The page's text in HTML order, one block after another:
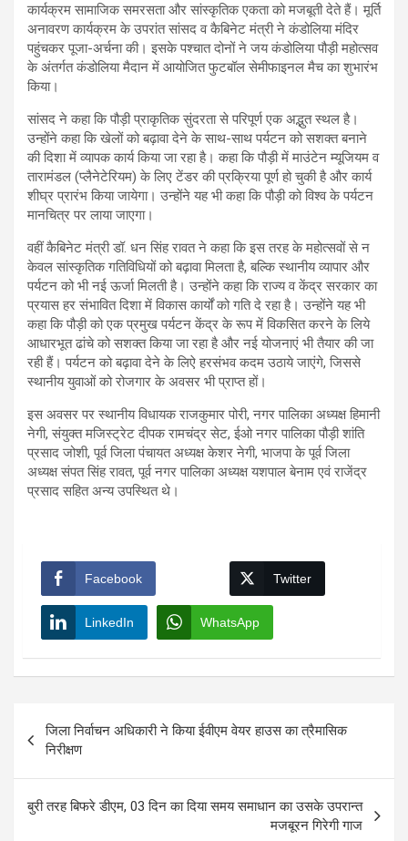
कार्यक्रम सामाजिक समरसता और सांस्कृतिक एकता को मजबूती देते हैं। मूर्ति
अनावरण कार्यक्रम के उपरांत सांसद व कैबिनेट मंत्री ने कंडोलिया मंदिर
पहुंचकर पूजा-अर्चना की। इसके पश्चात दोनों ने जय कंडोलिया पौड़ी महोत्सव
के अंतर्गत कंडोलिया मैदान में आयोजित फुटबॉल सेमीफाइनल मैच का शुभारंभ
किया।
सांसद ने कहा कि पौड़ी प्राकृतिक सुंदरता से परिपूर्ण एक अद्भुत स्थल है।
उन्होंने कहा कि खेलों को बढ़ावा देने के साथ-साथ पर्यटन को सशक्त बनाने
की दिशा में व्यापक कार्य किया जा रहा है। कहा कि पौड़ी में माउंटेन म्यूजियम व
तारामंडल (प्लैनेटेरियम) के लिए टेंडर की प्रक्रिया पूर्ण हो चुकी है और कार्य
शीघ्र प्रारंभ किया जायेगा। उन्होंने यह भी कहा कि पौड़ी को विश्व के पर्यटन
मानचित्र पर लाया जाएगा।
वहीं कैबिनेट मंत्री डॉ. धन सिंह रावत ने कहा कि इस तरह के महोत्सवों से न
केवल सांस्कृतिक गतिविधियों को बढ़ावा मिलता है, बल्कि स्थानीय व्यापार और
पर्यटन को भी नई ऊर्जा मिलती है। उन्होंने कहा कि राज्य व केंद्र सरकार का
प्रयास हर संभावित दिशा में विकास कार्यों को गति दे रहा है। उन्होंने यह भी
कहा कि पौड़ी को एक प्रमुख पर्यटन केंद्र के रूप में विकसित करने के लिये
आधारभूत ढांचे को सशक्त किया जा रहा है और नई योजनाएं भी तैयार की जा
रही हैं। पर्यटन को बढ़ावा देने के लिऐ हरसंभव कदम उठाये जाएंगे, जिससे
स्थानीय युवाओं को रोजगार के अवसर भी प्राप्त हों।
इस अवसर पर स्थानीय विधायक राजकुमार पोरी, नगर पालिका अध्यक्ष हिमानी
नेगी, संयुक्त मजिस्ट्रेट दीपक रामचंद्र सेट, ईओ नगर पालिका पौड़ी शांति
प्रसाद जोशी, पूर्व जिला पंचायत अध्यक्ष केशर नेगी, भाजपा के पूर्व जिला
अध्यक्ष संपत सिंह रावत, पूर्व नगर पालिका अध्यक्ष यशपाल बेनाम एवं राजेंद्र
प्रसाद सहित अन्य उपस्थित थे।
Facebook Twitter
LinkedIn WhatsApp
navigation
जिला निर्वाचन अधिकारी ने किया ईवीएम वेयर हाउस का त्रैमासिक
निरीक्षण
बुरी तरह बिफरे डीएम, 03 दिन का दिया समय समाधान का उसके उपरान्त
मजबूरन गिरेगी गाज